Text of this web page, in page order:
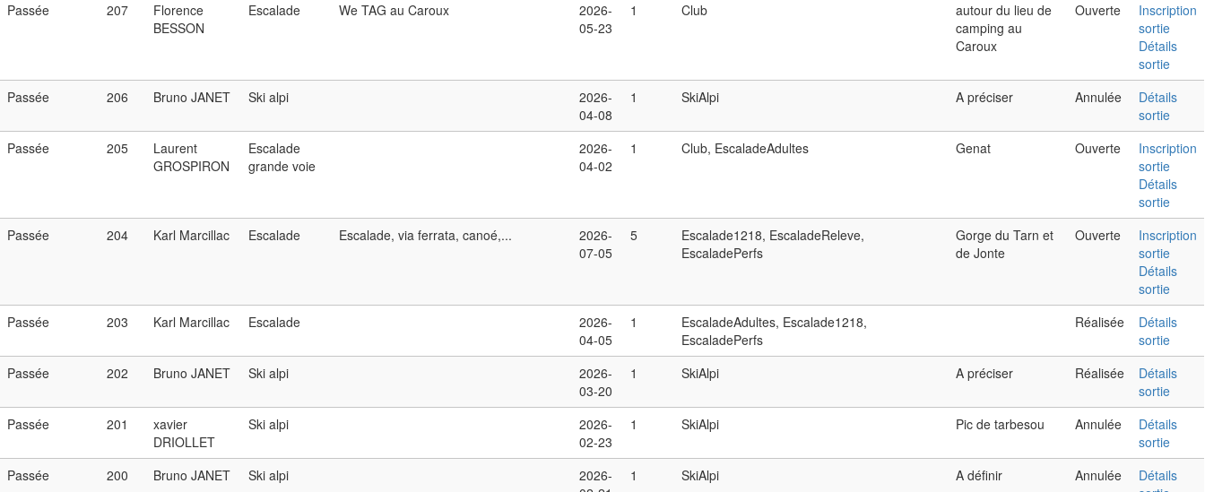
Passée
207
Florence
BESSON
Escalade We TAG au Caroux
2026-
05-23
1 Club
autour du lieu de
camping au
Caroux
Ouverte
Inscription
sortie
Détails
sortie
Passée
206 Bruno JANET Ski alpi
2026-
04-08
1 SkiAlpi A préciser Annulée
Détails
sortie
Passée
205
Laurent
GROSPIRON
Escalade
grande voie
2026-
04-02
1 Club, EscaladeAdultes Genat Ouverte
Inscription
sortie
Détails
sortie
Passée
204 Karl Marcillac Escalade Escalade, via ferrata, canoé,...
2026-
07-05
5
Escalade1218, EscaladeReleve,
EscaladePerfs
Gorge du Tarn et
de Jonte
Ouverte
Inscription
sortie
Détails
sortie
Passée
203 Karl Marcillac Escalade
2026-
04-05
1
EscaladeAdultes, Escalade1218,
EscaladePerfs
Réalisée
Détails
sortie
Passée
202 Bruno JANET Ski alpi
2026-
03-20
1 SkiAlpi A préciser Réalisée
Détails
sortie
Passée
201
xavier
DRIOLLET
Ski alpi
2026-
02-23
1 SkiAlpi Pic de tarbesou Annulée
Détails
sortie
Passée
200 Bruno JANET Ski alpi
2026-
1 SkiAlpi A définir Annulée
Détails